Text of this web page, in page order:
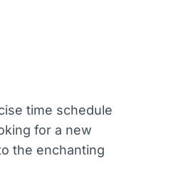
time schedule
for a new
the enchanting